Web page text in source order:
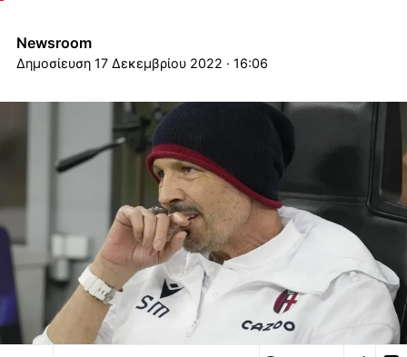
Newsroom
17 Δεκεμβρίου 2022 · 16:06